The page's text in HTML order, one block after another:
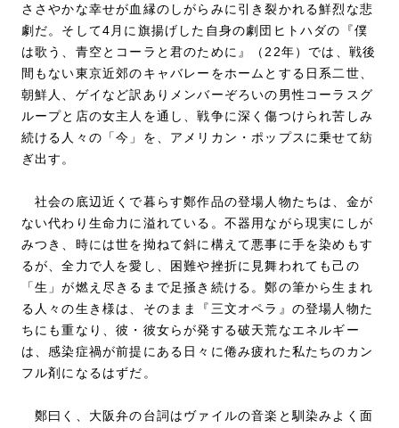
ささやかな幸せが血縁のしがらみに引き裂かれる鮮烈な悲
劇だ。そして4月に旗揚げした自身の劇団ヒトハダの『僕
は歌う、青空とコーラと君のために』（22年）では、戦後
間もない東京近郊のキャバレーをホームとする日系二世、
朝鮮人、ゲイなど訳ありメンバーぞろいの男性コーラスグ
ループと店の女主人を通し、戦争に深く傷つけられ苦しみ
続ける人々の「今」を、アメリカン・ポップスに乗せて紡
ぎ出す。
社会の底辺近くで暮らす鄭作品の登場人物たちは、金が
ない代わり生命力に溢れている。不器用ながら現実にしが
みつき、時には世を拗ねて斜に構えて悪事に手を染めもす
るが、全力で人を愛し、困難や挫折に見舞われても己の
「生」が燃え尽きるまで足掻き続ける。鄭の筆から生まれ
る人々の生き様は、そのまま『三文オペラ』の登場人物た
ちにも重なり、彼・彼女らが発する破天荒なエネルギー
は、感染症禍が前提にある日々に倦み疲れた私たちのカン
フル剤になるはずだ。
鄭曰く、大阪弁の台詞はヴァイルの音楽と馴染みよく面